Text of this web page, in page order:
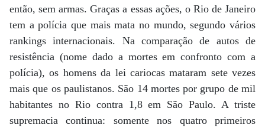
então, sem armas. Graças a essas ações, o Rio de Janeiro
tem a polícia que mais mata no mundo, segundo vários
rankings internacionais. Na comparação de autos de
resistência (nome dado a mortes em confronto com a
polícia), os homens da lei cariocas mataram sete vezes
mais que os paulistanos. São 14 mortes por grupo de mil
habitantes no Rio contra 1,8 em São Paulo. A triste
supremacia continua: somente nos quatro primeiros